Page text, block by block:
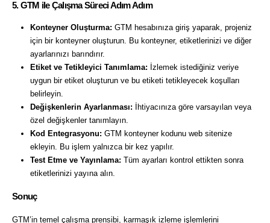
5. GTM ile Çalışma Süreci Adım Adım
Konteyner Oluşturma: GTM hesabınıza giriş yaparak, projeniz
için bir konteyner oluşturun. Bu konteyner, etiketlerinizi ve diğer
ayarlarınızı barındırır.
Etiket ve Tetikleyici Tanımlama: İzlemek istediğiniz veriye
uygun bir etiket oluşturun ve bu etiketi tetikleyecek koşulları
belirleyin.
Değişkenlerin Ayarlanması: İhtiyacınıza göre varsayılan veya
özel değişkenler tanımlayın.
Kod Entegrasyonu: GTM konteyner kodunu web sitenize
ekleyin. Bu işlem yalnızca bir kez yapılır.
Test Etme ve Yayınlama: Tüm ayarları kontrol ettikten sonra
etiketlerinizi yayına alın.
Sonuç
GTM’in temel çalışma prensibi, karmaşık izleme işlemlerini